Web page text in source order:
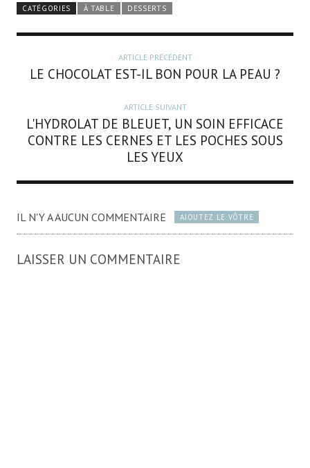
CATÉGORIES À TABLE DESSERTS
ARTICLE PRÉCÉDENT
LE CHOCOLAT EST-IL BON POUR LA PEAU ?
ARTICLE SUIVANT
L'HYDROLAT DE BLEUET, UN SOIN EFFICACE
CONTRE LES CERNES ET LES POCHES SOUS
LES YEUX
IL N'Y A AUCUN COMMENTAIRE AJOUTEZ LE VÔTRE
LAISSER UN COMMENTAIRE